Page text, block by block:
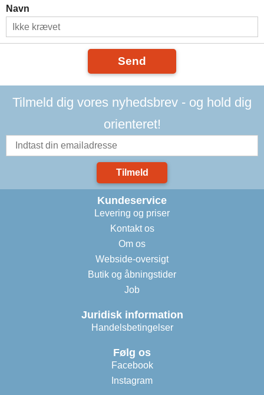
Navn
Send
Tilmeld dig vores nyhedsbrev - og hold dig
orienteret!
Tilmeld
Kundeservice
Levering og priser
Kontakt os
Om os
Webside-oversigt
Butik og åbningstider
Job
Juridisk information
Handelsbetingelser
Følg os
Facebook
Instagram